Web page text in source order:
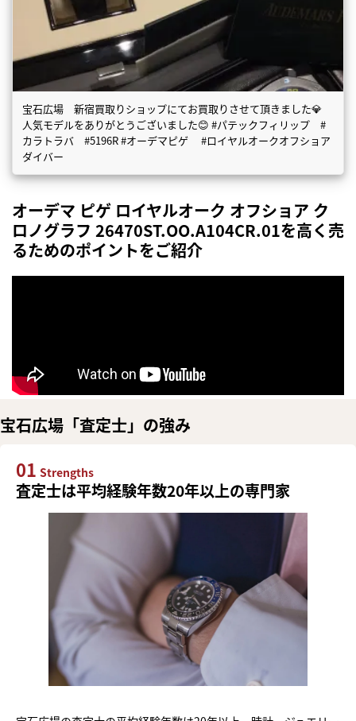
宝石広場 新宿買取りショップにてお買取りさせて頂きました💎
人気モデルをありがとうございました😊 #パテックフィリップ #
カラトラバ #5196R #オーデマピゲ #ロイヤルオークオフショア
ダイバー
オーデマ ピゲ ロイヤルオーク オフショア ク
ロノグラフ 26470ST.OO.A104CR.01を高く売
るためのポイントをご紹介
宝石広場「査定士」の強み
01 Strengths
査定士は平均経験年数20年以上の専門家